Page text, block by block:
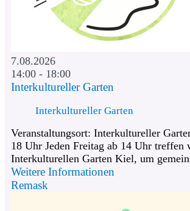
7.08.2026
14:00 - 18:00
Interkultureller Garten
Interkultureller Garten
Veranstaltungsort: Interkultureller
18 Uhr Jeden Freitag ab 14 Uhr treffen
Interkulturellen Garten Kiel, um
Weitere Informationen
Remask